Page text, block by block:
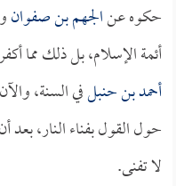
حكوه عنالجهم بن صفوان
أئمة الإسلام، بل ذلك مما
أحمد بن حنبلفي السنة،
حول القول بفناء النار، بعد
لا تفنى.